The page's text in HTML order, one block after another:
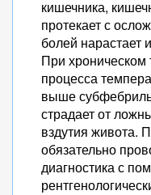
кишечника,
протекает с
болей нарастает
При хроническом
процесса
выше
страдает от
вздутия живота.
обязательно
диагностика с